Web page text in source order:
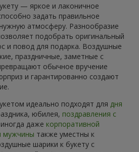
— яркое и лаконичное
задать правильное
атмосферу. Разнообразие
подобрать оригинальный
и повод для подарка. Воздушные
праздничные, заметные с
обычное вручение
и гарантированно создают
идеально подходят для дня
юбилея, поздравления с
даже корпоративной
мужчины также уместны к
шарики к букету с